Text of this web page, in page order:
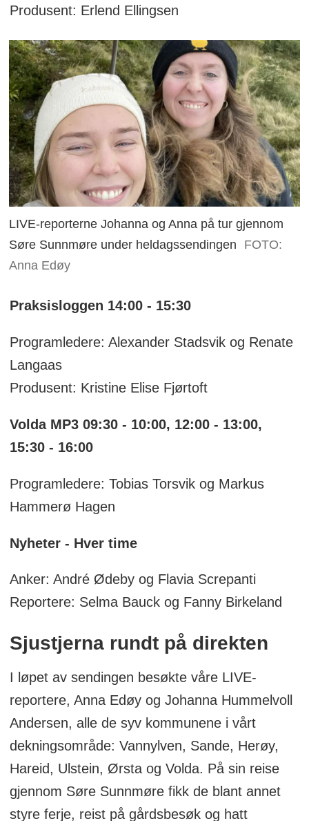
Produsent: Erlend Ellingsen
LIVE-reporterne Johanna og Anna på tur gjennom
Søre Sunnmøre under heldagssendingen
FOTO:
Anna Edøy
Praksisloggen 14:00 - 15:30
Programledere: Alexander Stadsvik og Renate
Langaas
Produsent: Kristine Elise Fjørtoft
Volda MP3 09:30 - 10:00, 12:00 - 13:00,
15:30 - 16:00
Programledere: Tobias Torsvik og Markus
Hammerø Hagen
Nyheter - Hver time
Anker: André Ødeby og Flavia Screpanti
Reportere: Selma Bauck og Fanny Birkeland
Sjustjerna rundt på direkten
I løpet av sendingen besøkte våre LIVE-
reportere, Anna Edøy og Johanna Hummelvoll
Andersen, alle de syv kommunene i vårt
dekningsområde: Vannylven, Sande, Herøy,
Hareid, Ulstein, Ørsta og Volda. På sin reise
gjennom Søre Sunnmøre fikk de blant annet
styre ferje, reist på gårdsbesøk og hatt